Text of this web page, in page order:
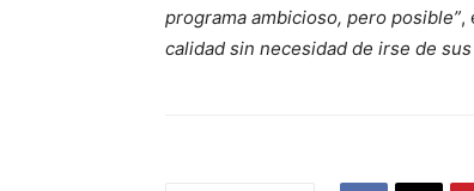
programa ambicioso, pero posible”,
calidad sin necesidad de irse de